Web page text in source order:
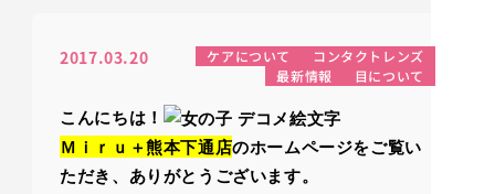
2017.03.20 ケアについて
コンタクトレンズ
最新情報
目について
こんにちは！
Ｍｉｒｕ＋熊本下通店のホームページをご覧い
ただき、ありがとうございます。